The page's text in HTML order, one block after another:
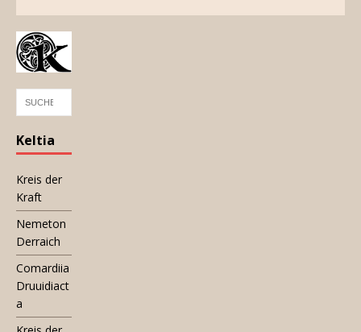
Keltia
Kreis der
Kraft
Nemeton
Derraich
Comardiia
Druuidiact
a